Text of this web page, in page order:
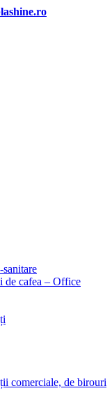
de cafea – Office
comerciale, de birouri